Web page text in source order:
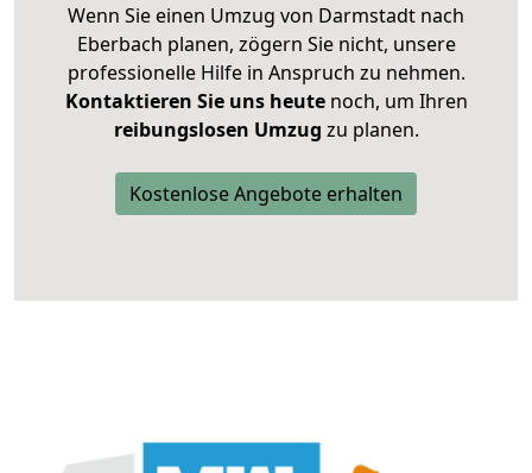
Wenn Sie einen Umzug von Darmstadt nach
Eberbach planen, zögern Sie nicht, unsere
professionelle Hilfe in Anspruch zu nehmen.
Kontaktieren Sie uns heutenoch, um Ihren
reibungslosen Umzug zu planen.
Kostenlose Angebote erhalten